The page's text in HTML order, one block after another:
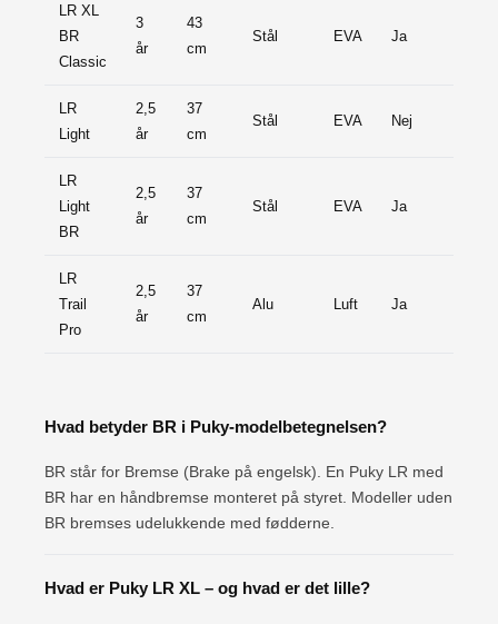
LR XL
BR
Classic
3
år
43
cm
Stål EVA Ja
LR
Light
2,5
år
37
cm
Stål EVA Nej
LR
Light
BR
2,5
år
37
cm
Stål EVA Ja
LR
Trail
Pro
2,5
år
37
cm
Alu Luft Ja
Hvad betyder BR i Puky-modelbetegnelsen?
BR står for Bremse (Brake på engelsk). En Puky LR med
BR har en håndbremse monteret på styret. Modeller uden
BR bremses udelukkende med fødderne.
Hvad er Puky LR XL – og hvad er det lille?